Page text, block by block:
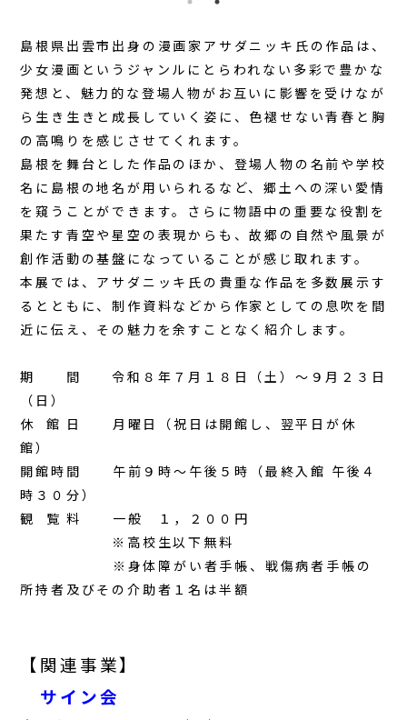
島根県出雲市出身の漫画家アサダニッキ氏の作品は、
少女漫画というジャンルにとらわれない多彩で豊かな
発想と、魅力的な登場人物がお互いに影響を受けなが
ら生き生きと成長していく姿に、色褪せない青春と胸
の高鳴りを感じさせてくれます。
島根を舞台とした作品のほか、登場人物の名前や学校
名に島根の地名が用いられるなど、郷土への深い愛情
を窺うことができます。さらに物語中の重要な役割を
果たす青空や星空の表現からも、故郷の自然や風景が
創作活動の基盤になっていることが感じ取れます。
本展では、アサダニッキ氏の貴重な作品を多数展示す
るとともに、制作資料などから作家としての息吹を間
近に伝え、その魅力を余すことなく紹介します。
期 間 令和８年７月１８日（土）～９月２３日
（日）
休 館 日 月曜日（祝日は開館し、翌平日が休
館）
開館時間 午前９時～午後５時（最終入館 午後４
時３０分）
観 覧 料 一般 １，２００円
※高校生以下無料
※身体障がい者手帳、戦傷病者手帳の
所持者及びその介助者１名は半額
【関連事業】
サイン会